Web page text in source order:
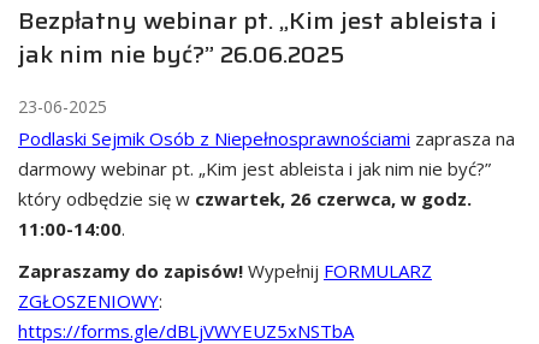
Bezpłatny webinar pt. „Kim jest ableista i
jak nim nie być?” 26.06.2025
23-06-2025
Podlaski Sejmik Osób z Niepełnosprawnościami zaprasza na
darmowy webinar pt. „Kim jest ableista i jak nim nie być?”
który odbędzie się w czwartek, 26 czerwca, w godz.
11:00-14:00.
Zapraszamy do zapisów! Wypełnij FORMULARZ
ZGŁOSZENIOWY:
https://forms.gle/dBLjVWYEUZ5xNSTbA